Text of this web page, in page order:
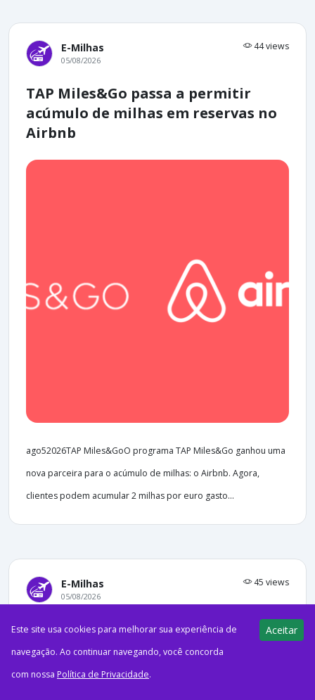
E-Milhas 44 views
05/08/2026
TAP Miles&Go passa a permitir
acúmulo de milhas em reservas no
Airbnb
ago52026TAP Miles&GoO programa TAP Miles&Go ganhou uma
nova parceira para o acúmulo de milhas: o Airbnb. Agora,
clientes podem acumular 2 milhas por euro gasto...
E-Milhas 45 views
05/08/2026
17 anos do Azul Fidelidade!
Aproveite até 17 pontos por real
nas compras na Netshoes
Este site usa cookies para melhorar sua experiência de
navegação. Ao continuar navegando, você concorda
com nossa Política de Privacidade.
Aceitar